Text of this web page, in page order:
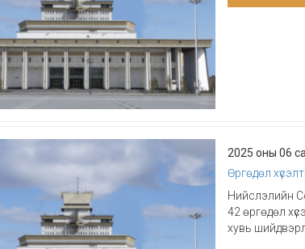
2025 оны 06
Өргөдөл
Нийслэлийн
42 өргөдөл
хувь